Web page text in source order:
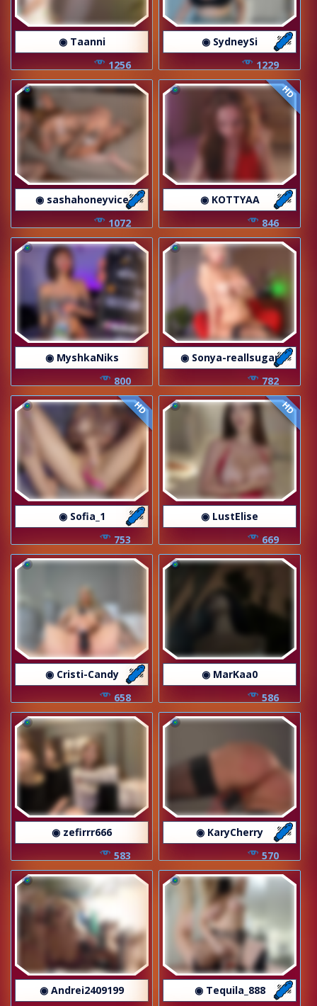
◉ Taanni
1256
◉ SydneySi
1229
◉ sashahoneyvice
1072
HD
◉ KOTTYAA
846
◉ MyshkaNiks
800
◉ Sonya-reallsugar
782
HD
◉ Sofia_1
753
HD
◉ LustElise
669
◉ Cristi-Candy
658
◉ MarKaa0
586
◉ zefirrr666
583
◉ KaryCherry
570
◉ Andrei2409199
◉ Tequila_888